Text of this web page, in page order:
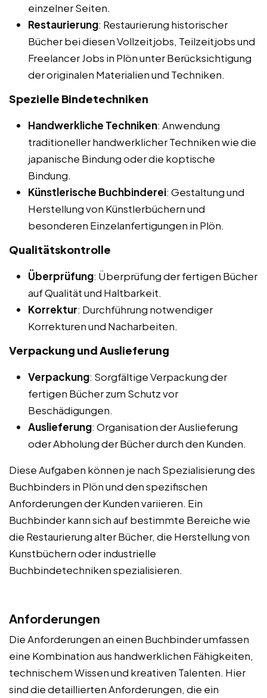
einzelner Seiten.
Restaurierung: Restaurierung historischer
Bücher bei diesen Vollzeitjobs, Teilzeitjobs und
Freelancer Jobs in Plön unter Berücksichtigung
der originalen Materialien und Techniken.
Spezielle Bindetechniken
Handwerkliche Techniken: Anwendung
traditioneller handwerklicher Techniken wie die
japanische Bindung oder die koptische
Bindung.
Künstlerische Buchbinderei: Gestaltung und
Herstellung von Künstlerbüchern und
besonderen Einzelanfertigungen in Plön.
Qualitätskontrolle
Überprüfung: Überprüfung der fertigen Bücher
auf Qualität und Haltbarkeit.
Korrektur: Durchführung notwendiger
Korrekturen und Nacharbeiten.
Verpackung und Auslieferung
Verpackung: Sorgfältige Verpackung der
fertigen Bücher zum Schutz vor
Beschädigungen.
Auslieferung: Organisation der Auslieferung
oder Abholung der Bücher durch den Kunden.
Diese Aufgaben können je nach Spezialisierung des
Buchbinders in Plön und den spezifischen
Anforderungen der Kunden variieren. Ein
Buchbinder kann sich auf bestimmte Bereiche wie
die Restaurierung alter Bücher, die Herstellung von
Kunstbüchern oder industrielle
Buchbindetechniken spezialisieren.
Anforderungen
Die Anforderungen an einen Buchbinder umfassen
eine Kombination aus handwerklichen Fähigkeiten,
technischem Wissen und kreativen Talenten. Hier
sind die detaillierten Anforderungen, die ein